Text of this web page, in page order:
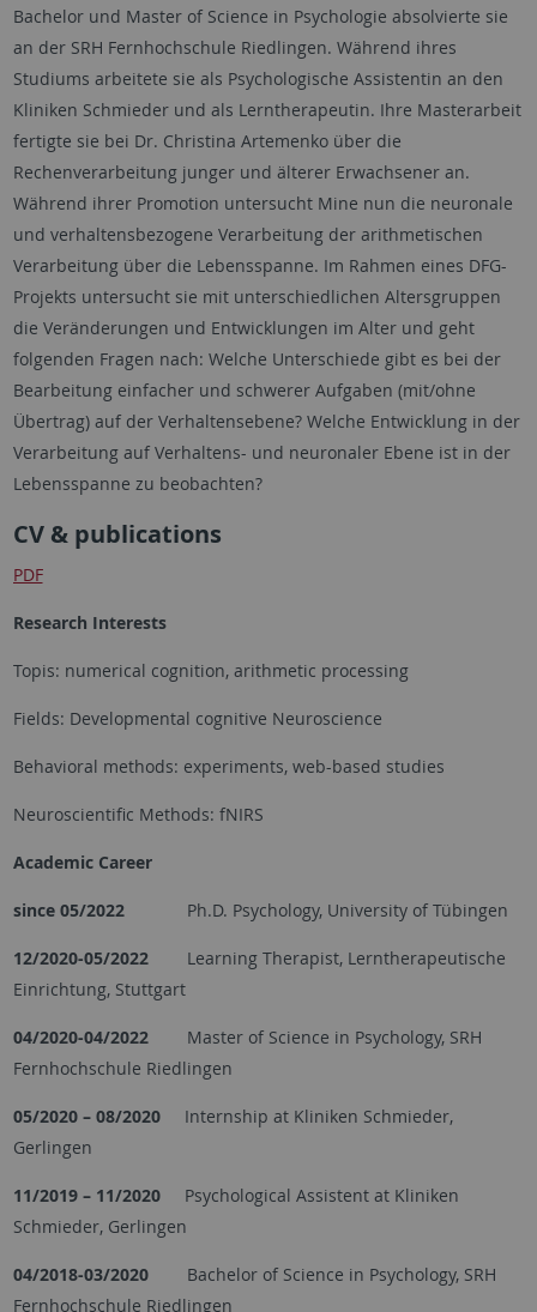
Bachelor und Master of Science in Psychologie absolvierte sie
an der SRH Fernhochschule Riedlingen. Während ihres
Studiums arbeitete sie als Psychologische Assistentin an den
Kliniken Schmieder und als Lerntherapeutin. Ihre Masterarbeit
fertigte sie bei Dr. Christina Artemenko über die
Rechenverarbeitung junger und älterer Erwachsener an.
Während ihrer Promotion untersucht Mine nun die neuronale
und verhaltensbezogene Verarbeitung der arithmetischen
Verarbeitung über die Lebensspanne. Im Rahmen eines DFG-
Projekts untersucht sie mit unterschiedlichen Altersgruppen
die Veränderungen und Entwicklungen im Alter und geht
folgenden Fragen nach: Welche Unterschiede gibt es bei der
Bearbeitung einfacher und schwerer Aufgaben (mit/ohne
Übertrag) auf der Verhaltensebene? Welche Entwicklung in der
Verarbeitung auf Verhaltens- und neuronaler Ebene ist in der
Lebensspanne zu beobachten?
CV & publications
PDF
Research Interests
Topis: numerical cognition, arithmetic processing
Fields: Developmental cognitive Neuroscience
Behavioral methods: experiments, web-based studies
Neuroscientific Methods: fNIRS
Academic Career
since 05/2022 Ph.D. Psychology, University of Tübingen
12/2020-05/2022 Learning Therapist, Lerntherapeutische
Einrichtung, Stuttgart
04/2020-04/2022 Master of Science in Psychology, SRH
Fernhochschule Riedlingen
05/2020 – 08/2020 Internship at Kliniken Schmieder,
Gerlingen
11/2019 – 11/2020 Psychological Assistent at Kliniken
Schmieder, Gerlingen
04/2018-03/2020 Bachelor of Science in Psychology, SRH
Fernhochschule Riedlingen